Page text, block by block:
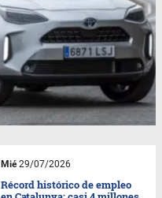
Mié29/07/2026
Récord histórico de empleo